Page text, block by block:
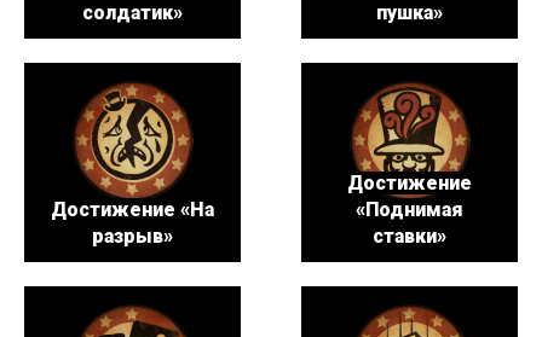
солдатик»
пушка»
Достижение «На
разрыв»
Достижение
«Поднимая
ставки»